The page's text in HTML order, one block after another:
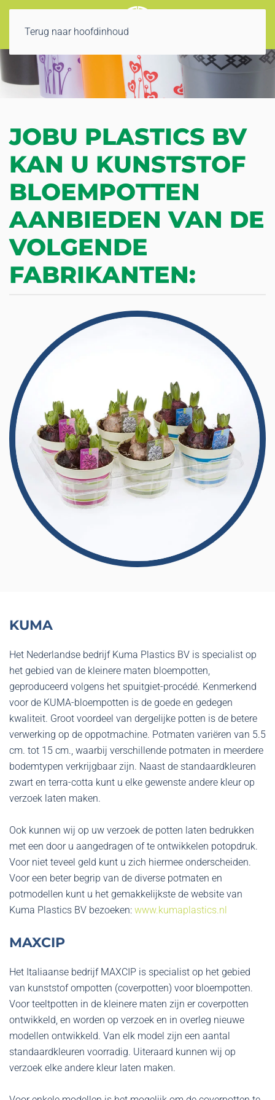
Terug naar hoofdinhoud
JOBU PLASTICS BV
KAN U KUNSTSTOF
BLOEMPOTTEN
AANBIEDEN VAN DE
VOLGENDE
FABRIKANTEN:
KUMA
Het Nederlandse bedrijf Kuma Plastics BV is specialist op
het gebied van de kleinere maten bloempotten,
geproduceerd volgens het spuitgiet-procédé. Kenmerkend
voor de KUMA-bloempotten is de goede en gedegen
kwaliteit. Groot voordeel van dergelijke potten is de betere
verwerking op de oppotmachine. Potmaten variëren van 5.5
cm. tot 15 cm., waarbij verschillende potmaten in meerdere
bodemtypen verkrijgbaar zijn. Naast de standaardkleuren
zwart en terra-cotta kunt u elke gewenste andere kleur op
verzoek laten maken.
Ook kunnen wij op uw verzoek de potten laten bedrukken
met een door u aangedragen of te ontwikkelen potopdruk.
Voor niet teveel geld kunt u zich hiermee onderscheiden.
Voor een beter begrip van de diverse potmaten en
potmodellen kunt u het gemakkelijkste de website van
Kuma Plastics BV bezoeken: www.kumaplastics.nl
MAXCIP
Het Italiaanse bedrijf MAXCIP is specialist op het gebied
van kunststof ompotten (coverpotten) voor bloempotten.
Voor teeltpotten in de kleinere maten zijn er coverpotten
ontwikkeld, en worden op verzoek en in overleg nieuwe
modellen ontwikkeld. Van elk model zijn een aantal
standaardkleuren voorradig. Uiteraard kunnen wij op
verzoek elke andere kleur laten maken.